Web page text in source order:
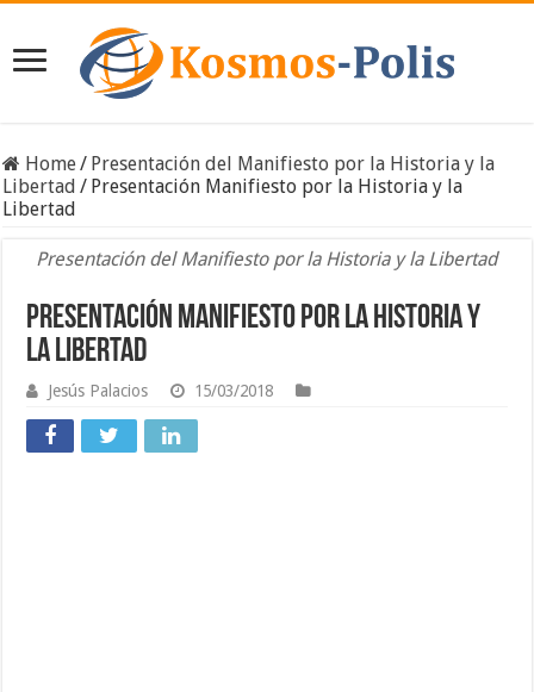
Home/ Presentación del Manifiesto por la Historia y la
Libertad / Presentación Manifiesto por la Historia y la
Libertad
Presentación del Manifiesto por la Historia y la Libertad
Presentación Manifiesto por la Historia y
la Libertad
Jesús Palacios 15/03/2018